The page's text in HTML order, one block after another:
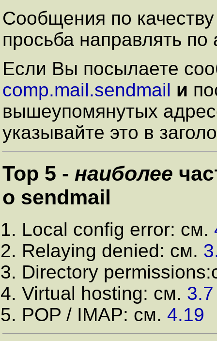
Сообщения по
просьба направлять
Если Вы посылаете
comp.mail.sendmail и
вышеупомянутых
указывайте это в
Top 5 - наиболее
о sendmail
Local config error: см.
Relaying denied: см.
Directory
Virtual hosting: см. 3.7
POP / IMAP: см. 4.19